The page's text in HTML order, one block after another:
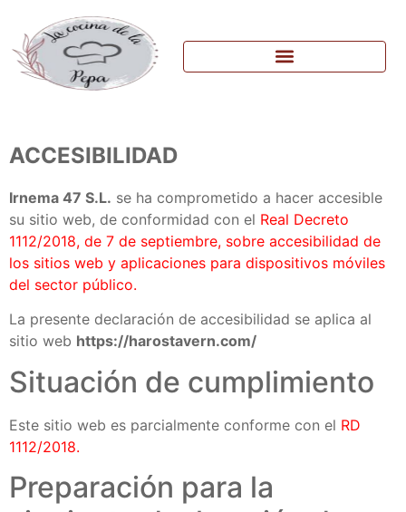
ACCESIBILIDAD
Irnema 47 S.L. se ha comprometido a hacer accesible
su sitio web, de conformidad con el Real Decreto
1112/2018, de 7 de septiembre, sobre accesibilidad de
los sitios web y aplicaciones para dispositivos móviles
del sector público.
La presente declaración de accesibilidad se aplica al
sitio web https://harostavern.com/
Situación de cumplimiento
Este sitio web es parcialmente conforme con el RD
1112/2018.
Preparación para la